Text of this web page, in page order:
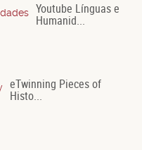
Youtube Línguas e
Humanid...
eTwinning Pieces of
Histo...